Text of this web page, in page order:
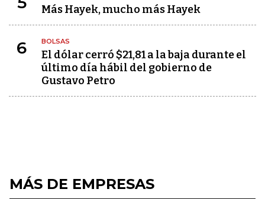
Más Hayek, mucho más Hayek
6 BOLSAS
El dólar cerró $21,81 a la baja durante el
último día hábil del gobierno de
Gustavo Petro
MÁS DE EMPRESAS